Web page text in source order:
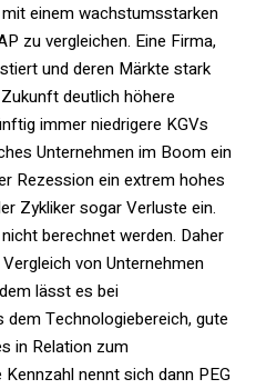
einem wachstumsstarken
zu vergleichen. Eine Firma,
und deren Märkte stark
deutlich höhere
immer niedrigere KGVs
Unternehmen im Boom ein
Rezession ein extrem hohes
Zykliker sogar Verluste ein.
berechnet werden. Daher
von Unternehmen
lässt es bei
Technologiebereich, gute
in Relation zum
nennt sich dann PEG